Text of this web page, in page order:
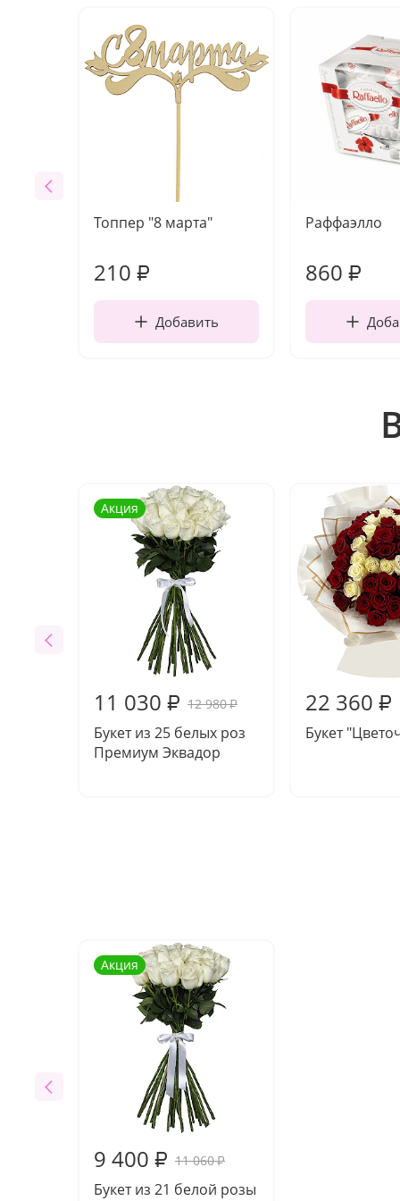
Топпер "8 марта"
210 ₽
Добавить
Раффаэлло
860 ₽
Акция
11 030 ₽ 12 980₽
Букет из 25 белых роз
Премиум Эквадор
22 360 ₽
Букет
Акция
9 400 ₽ 11 060₽
Букет из 21 белой розы